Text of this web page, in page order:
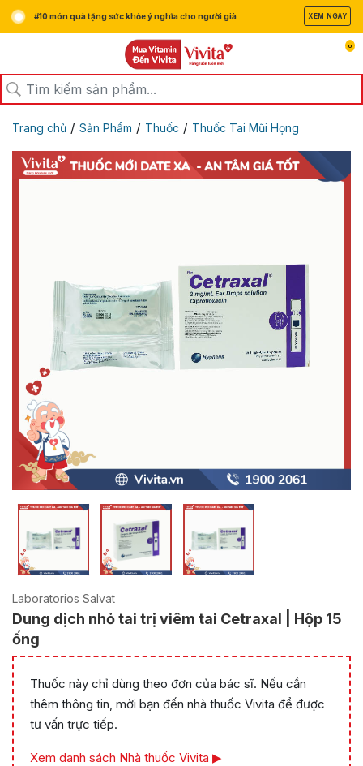
#10 món quà tặng sức khỏe ý nghĩa cho người già XEM NGAY
0
Trang chủ / Sản Phẩm / Thuốc / Thuốc Tai Mũi Họng
Laboratorios Salvat
Dung dịch nhỏ tai trị viêm tai Cetraxal | Hộp 15
ống
Thuốc này chỉ dùng theo đơn của bác sĩ. Nếu cần
thêm thông tin, mời bạn đến nhà thuốc Vivita để được
tư vấn trực tiếp.
Xem danh sách Nhà thuốc Vivita ▶